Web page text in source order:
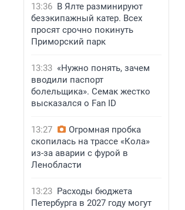
13:36 В Ялте разминируют
безэкипажный катер. Всех
просят срочно покинуть
Приморский парк
13:33 «Нужно понять, зачем
вводили паспорт
болельщика». Семак жестко
высказался о Fan ID
13:27
Огромная пробка
скопилась на трассе «Кола»
из-за аварии с фурой в
Ленобласти
13:23 Расходы бюджета
Петербурга в 2027 году могут